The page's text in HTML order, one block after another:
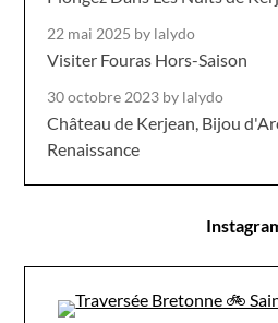
22 mai 2025 by lalydo
Visiter Fouras Hors-Saison
30 octobre 2023 by lalydo
Château de Kerjean, Bijou
Renaissance